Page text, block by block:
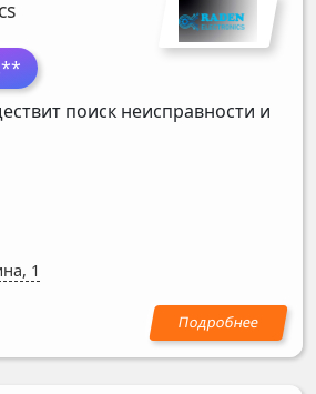
поиск неисправности и
1